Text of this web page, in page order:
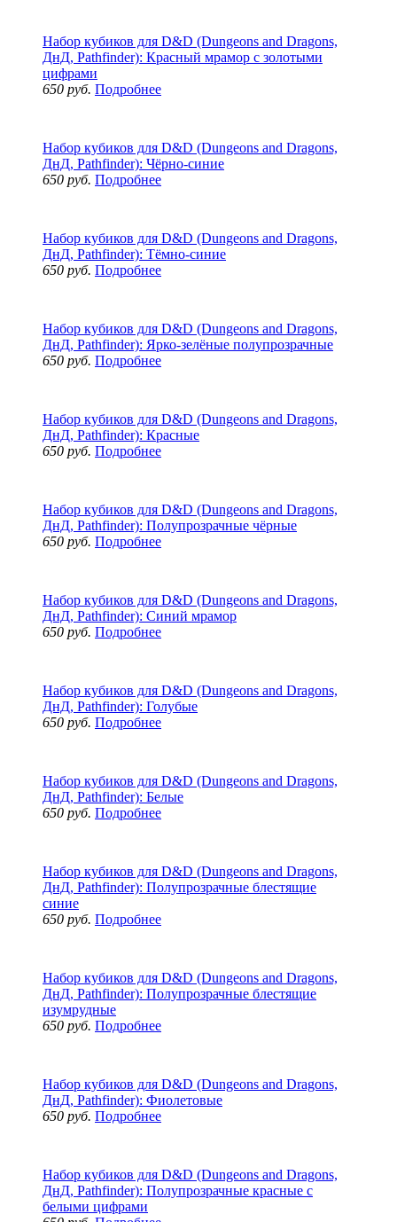
Набор кубиков для D&D (Dungeons and Dragons,
ДнД, Pathfinder): Красный мрамор с золотыми
цифрами
650 руб. Подробнее
Набор кубиков для D&D (Dungeons and Dragons,
ДнД, Pathfinder): Чёрно-синие
650 руб. Подробнее
Набор кубиков для D&D (Dungeons and Dragons,
ДнД, Pathfinder): Тёмно-синие
650 руб. Подробнее
Набор кубиков для D&D (Dungeons and Dragons,
ДнД, Pathfinder): Ярко-зелёные полупрозрачные
650 руб. Подробнее
Набор кубиков для D&D (Dungeons and Dragons,
ДнД, Pathfinder): Красные
650 руб. Подробнее
Набор кубиков для D&D (Dungeons and Dragons,
ДнД, Pathfinder): Полупрозрачные чёрные
650 руб. Подробнее
Набор кубиков для D&D (Dungeons and Dragons,
ДнД, Pathfinder): Синий мрамор
650 руб. Подробнее
Набор кубиков для D&D (Dungeons and Dragons,
ДнД, Pathfinder): Голубые
650 руб. Подробнее
Набор кубиков для D&D (Dungeons and Dragons,
ДнД, Pathfinder): Белые
650 руб. Подробнее
Набор кубиков для D&D (Dungeons and Dragons,
ДнД, Pathfinder): Полупрозрачные блестящие
синие
650 руб. Подробнее
Набор кубиков для D&D (Dungeons and Dragons,
ДнД, Pathfinder): Полупрозрачные блестящие
изумрудные
650 руб. Подробнее
Набор кубиков для D&D (Dungeons and Dragons,
ДнД, Pathfinder): Фиолетовые
650 руб. Подробнее
Набор кубиков для D&D (Dungeons and Dragons,
ДнД, Pathfinder): Полупрозрачные красные с
белыми цифрами